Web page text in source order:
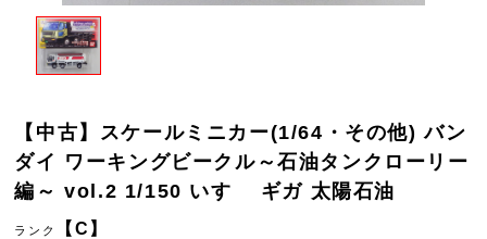
【中古】スケールミニカー(1/64・その他) バン
ダイ ワーキングビークル～石油タンクローリー
編～ vol.2 1/150 いすゞ ギガ 太陽石油
ランク 【C】